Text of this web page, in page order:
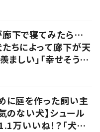
下で寝てみたら…
ちによって廊下が天
ましい」「幸せそう」
に庭を作った飼い主
のない犬】シュール
万いいね！？「犬の